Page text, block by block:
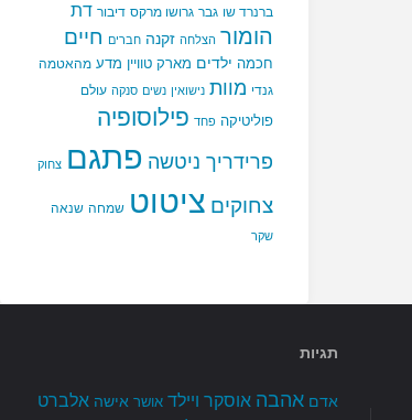
ברנרד שו גבר גרושו מרקס דיבור דת
הומור הצלחה זקנה חברים חיים
חכמה ילדים מארק טוויין מדע מהאטמה
גנדי מוות נישואין נשים סנקה עולם
פוליטיקה פחד פילוסופיה
פרידריך ניטשה פתגם צחוק
צחוקים ציטוט שמחה שנאה
שקר
תגיות
אדם אהבה אוסקר ויילד אושר אישה אלברט